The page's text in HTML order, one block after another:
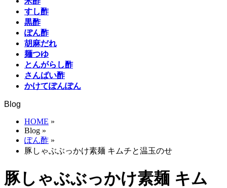
すし酢
黒酢
ぽん酢
胡麻だれ
麺つゆ
とんがらし酢
さんばい酢
かけてぽんぽん
Blog
HOME »
Blog »
ぽん酢 »
豚しゃぶぶっかけ素麺 キムチと温玉のせ
豚しゃぶぶっかけ素麺 キム